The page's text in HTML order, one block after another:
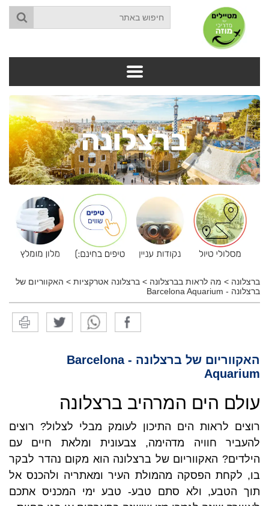
ברצלונה > מה לראות בברצלונה > ברצלונה אטרקציות > האקווריום של
ברצלונה - Barcelona Aquarium
האקווריום של ברצלונה - Barcelona
Aquarium
עולם הים המרהיב ברצלונה
רוצים לראות הים התיכון לעומק מבלי לצלול? רוצים
להעביר חוויה מדהימה, צבעונית ומלאת חיים עם
הילדים? האקווריום של ברצלונה הוא מקום נהדר לבקר
בו, לקחת הפסקה מהמולת העיר ומאתריה ולהכנס אל
תוך הטבע, ולא סתם טבע- טבע ימי המכניס אתכם